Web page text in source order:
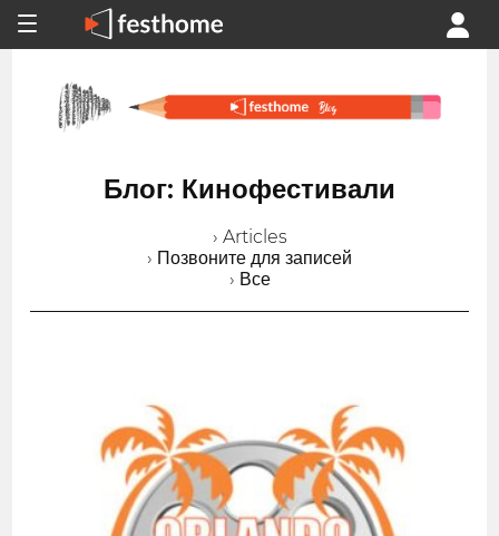
Блог: Кинофестивали
› Articles
› Позвоните для записей
› Все